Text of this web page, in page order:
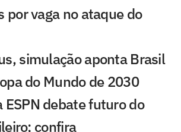
por vaga no ataque do
simulação aponta Brasil
do Mundo de 2030
ESPN debate futuro do
confira